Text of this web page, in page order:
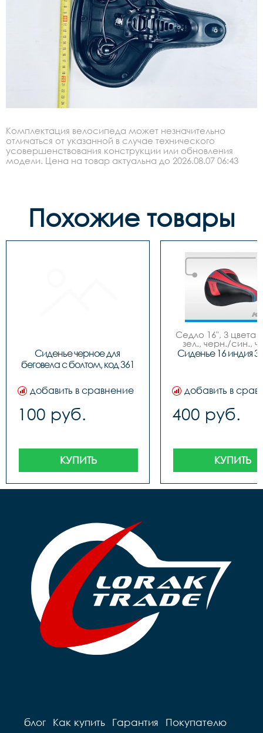
Комплектация велосипеда может незначительно
отличаться от указанной в случае технического
усовершенствования конструкции или обновления
модели. Цена на товар актуальна до 2026.08.07 06:43
Похожие товары
Сиденье черное для
беговела с болтом, код 361
добавить в сравнение
100 руб.
КУПИТЬ
Седло 16", 3 цвета
зел., черн./син.,
красн.), NEW
Сиденье 16 индия
добавить в
400 руб.
КУПИТЬ
блог Как купить Гарантия
Покупателю